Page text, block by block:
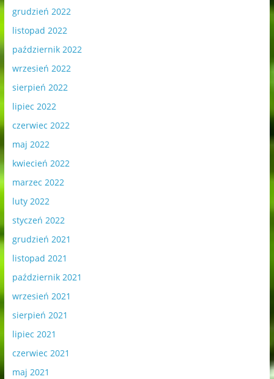
grudzień 2022
listopad 2022
październik 2022
wrzesień 2022
sierpień 2022
lipiec 2022
czerwiec 2022
maj 2022
kwiecień 2022
marzec 2022
luty 2022
styczeń 2022
grudzień 2021
listopad 2021
październik 2021
wrzesień 2021
sierpień 2021
lipiec 2021
czerwiec 2021
maj 2021